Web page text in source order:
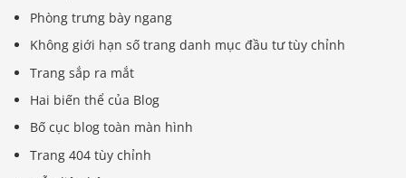
Phòng trưng bày ngang
Không giới hạn số trang danh mục đầu tư tùy chỉnh
Trang sắp ra mắt
Hai biến thể của Blog
Bố cục blog toàn màn hình
Trang 404 tùy chỉnh